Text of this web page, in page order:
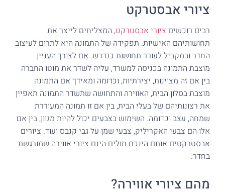
ציורי אבסטרקט
רבים רוכשים ציורי אבסטרקט, המצליחים לייצר את
תחושותיהם האישיות. תפקידה של התמונה היא לתרום לעיצוב
החדר ובמקביל לעורר תחושות כנדרש. אם לצורך העניין
מוצבת התמונה בכניסה למשרד, עליה לשדר את מוטו החברה
בין אם זה מצוינות, יצירתיות, וכדומה ומאידך אם התמונה
מוצבת בסלון הבית, האווירה והתחושה שתשדר התמונה תאפיין
את רצונותיהם של בעלי הבית, בין אם זו תמונה המעוררת
שמחה, עצב וכדומה. השימוש בצבעים יכול להיות מגוון, בין אם
אלו הם צבעי האקריליק, צבעי שמן על גבי קנבס ועוד. ציורים
אבסטרקטים אותם הינכם תולים הינם ציורי אווירה שמורגשת
בחדר.
מהם ציורי אווירה?